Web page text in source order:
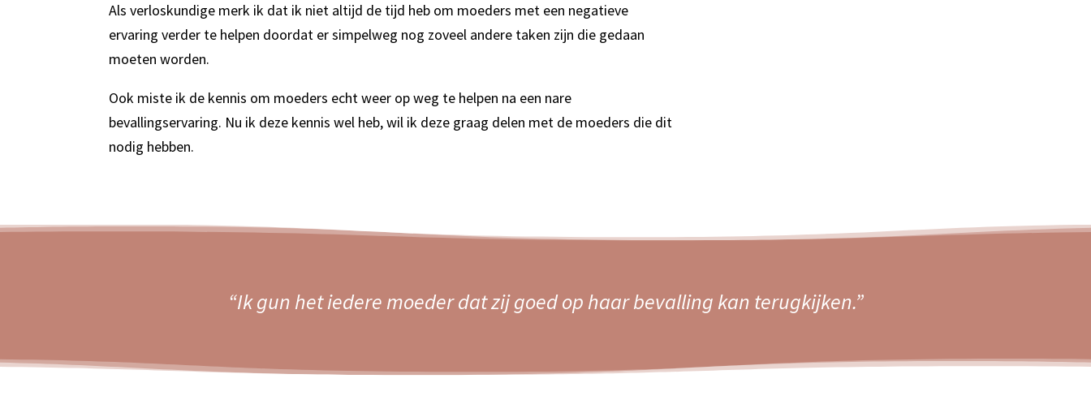
Als verloskundige merk ik dat ik niet altijd de tijd heb om moeders met een negatieve
ervaring verder te helpen doordat er simpelweg nog zoveel andere taken zijn die gedaan
moeten worden.
Ook miste ik de kennis om moeders echt weer op weg te helpen na een nare
bevallingservaring. Nu ik deze kennis wel heb, wil ik deze graag delen met de moeders die dit
nodig hebben.
“Ik gun het iedere moeder dat zij goed op haar bevalling kan terugkijken.”